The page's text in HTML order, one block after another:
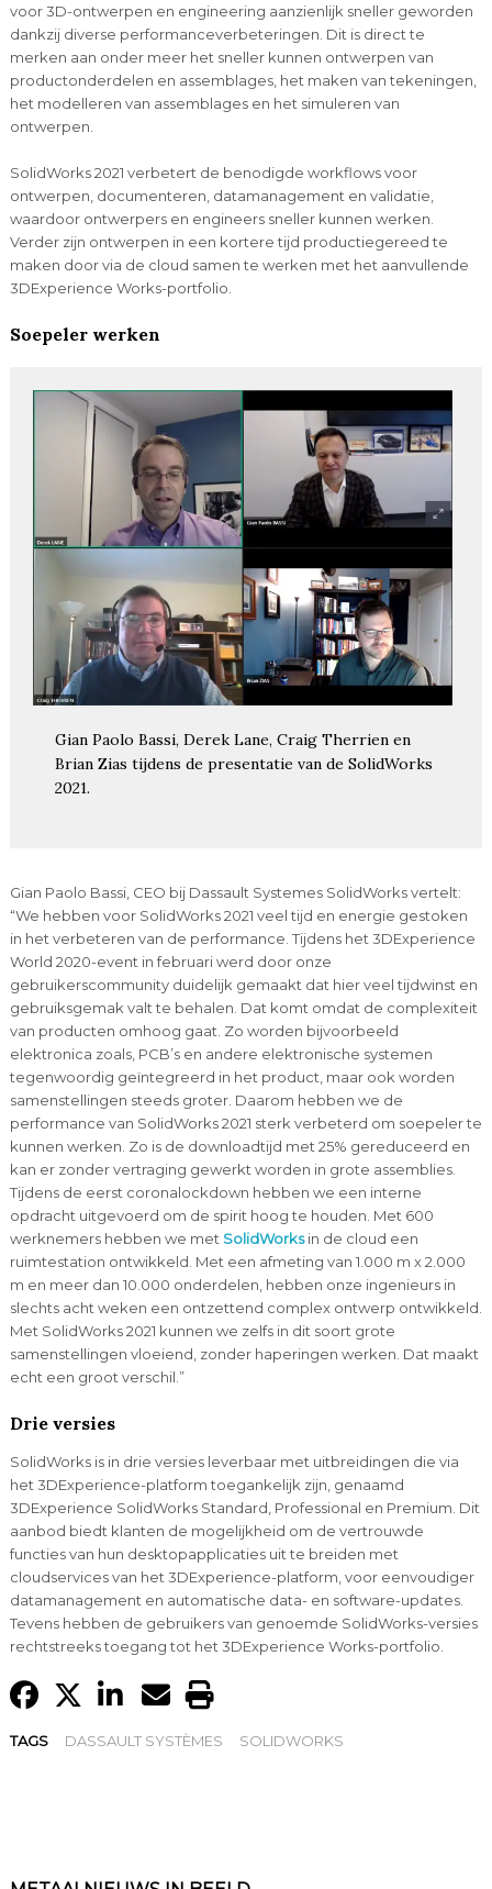
voor 3D-ontwerpen en engineering aanzienlijk sneller geworden
dankzij diverse performanceverbeteringen. Dit is direct te
merken aan onder meer het sneller kunnen ontwerpen van
productonderdelen en assemblages, het maken van tekeningen,
het modelleren van assemblages en het simuleren van
ontwerpen.
SolidWorks 2021 verbetert de benodigde workflows voor
ontwerpen, documenteren, datamanagement en validatie,
waardoor ontwerpers en engineers sneller kunnen werken.
Verder zijn ontwerpen in een kortere tijd productiegereed te
maken door via de cloud samen te werken met het aanvullende
3DExperience Works-portfolio.
Soepeler werken
Gian Paolo Bassi, Derek Lane, Craig Therrien en
Brian Zias tijdens de presentatie van de SolidWorks
2021.
Gian Paolo Bassi, CEO bij Dassault Systemes SolidWorks vertelt:
“We hebben voor SolidWorks 2021 veel tijd en energie gestoken
in het verbeteren van de performance. Tijdens het 3DExperience
World 2020-event in februari werd door onze
gebruikerscommunity duidelijk gemaakt dat hier veel tijdwinst en
gebruiksgemak valt te behalen. Dat komt omdat de complexiteit
van producten omhoog gaat. Zo worden bijvoorbeeld
elektronica zoals, PCB’s en andere elektronische systemen
tegenwoordig geïntegreerd in het product, maar ook worden
samenstellingen steeds groter. Daarom hebben we de
performance van SolidWorks 2021 sterk verbeterd om soepeler te
kunnen werken. Zo is de downloadtijd met 25% gereduceerd en
kan er zonder vertraging gewerkt worden in grote assemblies.
Tijdens de eerst coronalockdown hebben we een interne
opdracht uitgevoerd om de spirit hoog te houden. Met 600
werknemers hebben we met SolidWorksin de cloud een
ruimtestation ontwikkeld. Met een afmeting van 1.000 m x 2.000
m en meer dan 10.000 onderdelen, hebben onze ingenieurs in
slechts acht weken een ontzettend complex ontwerp ontwikkeld.
Met SolidWorks 2021 kunnen we zelfs in dit soort grote
samenstellingen vloeiend, zonder haperingen werken. Dat maakt
echt een groot verschil.”
Drie versies
SolidWorks is in drie versies leverbaar met uitbreidingen die via
het 3DExperience-platform toegankelijk zijn, genaamd
3DExperience SolidWorks Standard, Professional en Premium. Dit
aanbod biedt klanten de mogelijkheid om de vertrouwde
functies van hun desktopapplicaties uit te breiden met
cloudservices van het 3DExperience-platform, voor eenvoudiger
datamanagement en automatische data- en software-updates.
Tevens hebben de gebruikers van genoemde SolidWorks-versies
rechtstreeks toegang tot het 3DExperience Works-portfolio.
TAGS DASSAULT SYSTÈMES SOLIDWORKS